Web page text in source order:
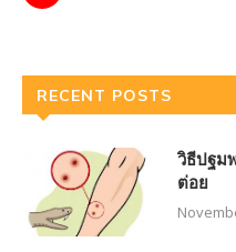
RECENT POSTS
วิธีปฐม
ต่อย